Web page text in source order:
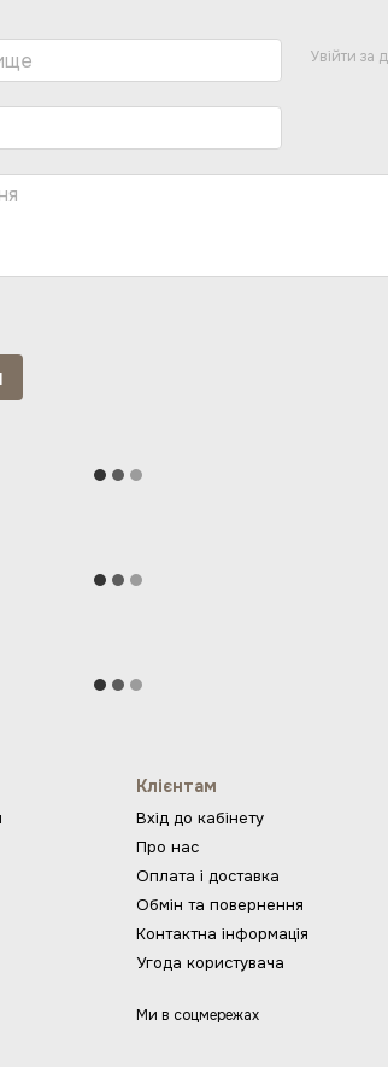
Увійти за
Клієнтам
Вхід до кабінету
Про нас
Оплата і доставка
Обмін та повернення
Контактна інформація
Угода користувача
Ми в соцмережах